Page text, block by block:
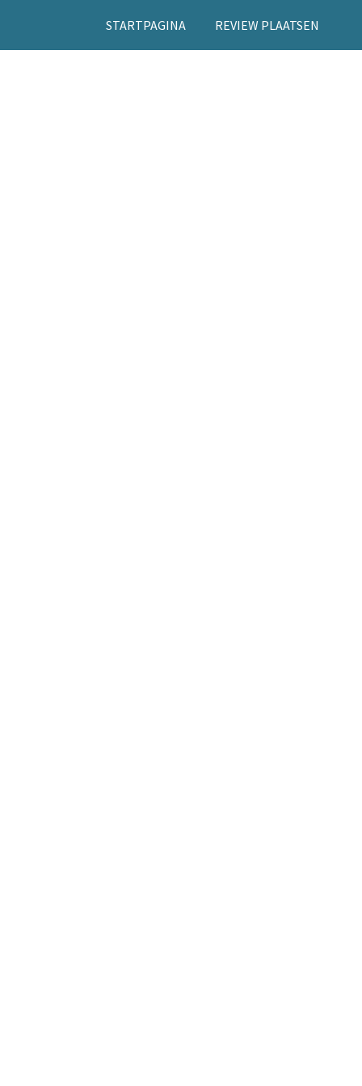
STARTPAGINA REVIEW PLAATSEN